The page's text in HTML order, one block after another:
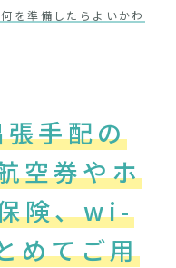
を準備したらよいかわ
手配の
空券やホ
険、wi-
めてご用